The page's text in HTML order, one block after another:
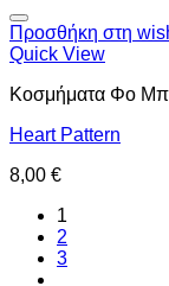
Προσθήκη στη
Quick View
Κοσμήματα Φο
Heart Pattern
8,00 €
1
2
3